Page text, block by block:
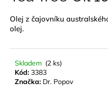
z
5
Olej z čajovníku
olej.
Skladem (2 ks)
Kód: 3383
Značka: Dr. Popov
a
j
t
?